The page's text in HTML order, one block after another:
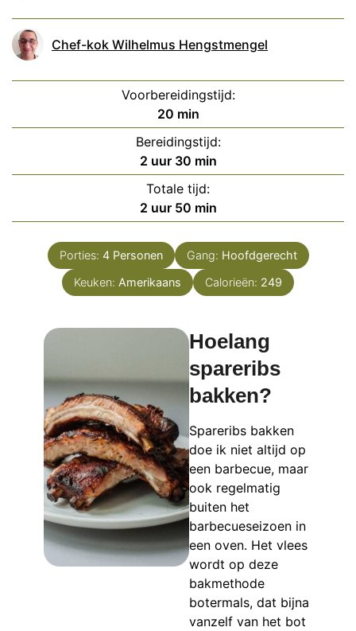
Chef-kok Wilhelmus Hengstmengel
Voorbereidingstijd:
20minuten
min
Bereidingstijd:
2uur
uur 30minuten
min
Totale tijd:
2uur
uur 50minuten
min
Porties: 4 Personen Gang: Hoofdgerecht
Keuken: Amerikaans Calorieën: 249
Hoelang
spareribs
bakken?
Spareribs bakken
doe ik niet altijd op
een barbecue, maar
ook regelmatig
buiten het
barbecueseizoen in
een oven. Het vlees
wordt op deze
bakmethode
botermals, dat bijna
vanzelf van het bot